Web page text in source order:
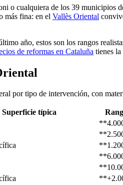
o cualquiera de los 39 municipios
más fina: en el Vallès Oriental
año, estos son los rangos
de reformas en Cataluña tienes
por tipo de intervención, con
Superficie típica